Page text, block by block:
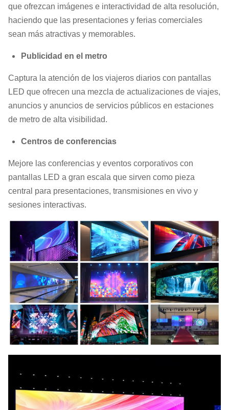
que ofrezcan imágenes e interactividad de alta resolución,
haciendo que las presentaciones y ferias comerciales
sean más atractivas y memorables.
Publicidad en el metro
Captura la atención de los viajeros diarios con pantallas
LED que ofrecen una mezcla de actualizaciones de viajes,
anuncios y anuncios de servicios públicos en estaciones
de metro de alta visibilidad.
Centros de conferencias
Mejore las conferencias y eventos corporativos con
pantallas LED a gran escala que sirven como pieza
central para presentaciones, transmisiones en vivo y
sesiones interactivas.